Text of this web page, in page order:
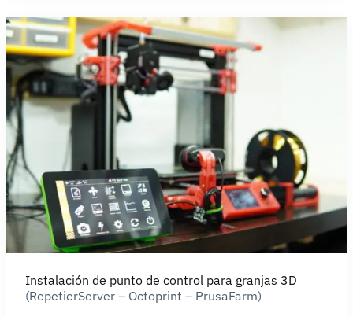
Instalación de punto de control para granjas 3D
(RepetierServer – Octoprint – PrusaFarm)